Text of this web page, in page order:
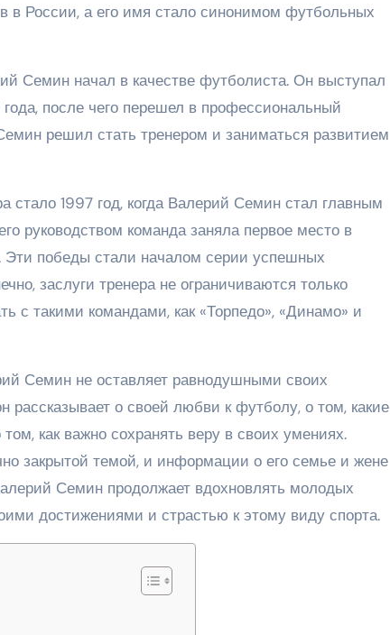
в России, а его имя стало синонимом футбольных
Семин начал в качестве футболиста. Он выступал
после чего перешел в профессиональный
решил стать тренером и заниматься развитием
1997 год, когда Валерий Семин стал главным
руководством команда заняла первое место в
победы стали началом серии успешных
заслуги тренера не ограничиваются только
с такими командами, как «Торпедо», «Динамо» и
Семин не оставляет равнодушными своих
рассказывает о своей любви к футболу, о том, какие
как важно сохранять веру в своих умениях.
закрытой темой, и информации о его семье и жене
Семин продолжает вдохновлять молодых
достижениями и страстью к этому виду спорта.